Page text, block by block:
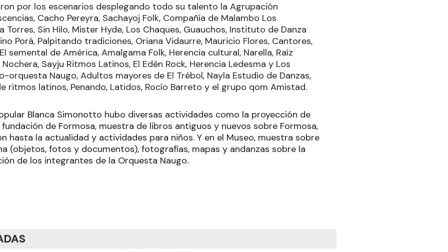
por los escenarios desplegando todo su talento la Agrupación
Cacho Pereyra, Sachayoj Folk, Compañía de Malambo Los
Torres, Sin Hilo, Mister Hyde, Los Chaques, Guauchos, Instituto de Danza
Porá, Palpitando tradiciones, Oriana Vidaurre, Mauricio Flores, Cantores,
semental de América, Amalgama Folk, Herencia cultural, Narella, Raíz
Sayju Ritmos Latinos, El Edén Rock, Herencia Ledesma y Los
orquesta Naugo, Adultos mayores de El Trébol, Nayla Estudio de Danzas,
ritmos latinos, Penando, Latidos, Rocío Barreto y el grupo qom Amistad.
Blanca Simonotto hubo diversas actividades como la proyección de
de Formosa, muestra de libros antiguos y nuevos sobre Formosa,
hasta la actualidad y actividades para niños. Y en el Museo, muestra sobre
(objetos, fotos y documentos), fotografías, mapas y andanzas sobre la
de los integrantes de la Orquesta Naugo.